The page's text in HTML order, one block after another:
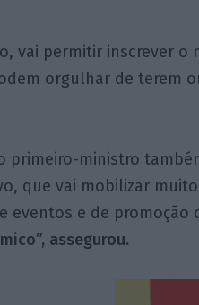
vai permitir inscrever o
orgulhar de terem
primeiro-ministro
que vai mobilizar
eventos e de promoção
assegurou.